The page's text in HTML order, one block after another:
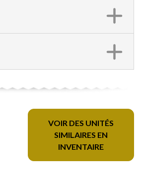
VOIR DES UNITÉS
SIMILAIRES EN
INVENTAIRE